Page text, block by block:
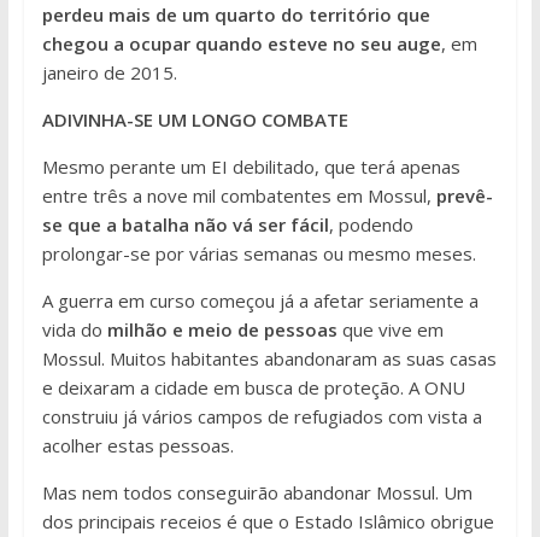
perdeu mais de um quarto do território que
chegou a ocupar quando esteve no seu auge, em
janeiro de 2015.
ADIVINHA-SE UM LONGO COMBATE
Mesmo perante um EI debilitado, que terá apenas
entre três a nove mil combatentes em Mossul, prevê-
se que a batalha não vá ser fácil, podendo
prolongar-se por várias semanas ou mesmo meses.
A guerra em curso começou já a afetar seriamente a
vida do milhão e meio de pessoas que vive em
Mossul. Muitos habitantes abandonaram as suas casas
e deixaram a cidade em busca de proteção. A ONU
construiu já vários campos de refugiados com vista a
acolher estas pessoas.
Mas nem todos conseguirão abandonar Mossul. Um
dos principais receios é que o Estado Islâmico obrigue